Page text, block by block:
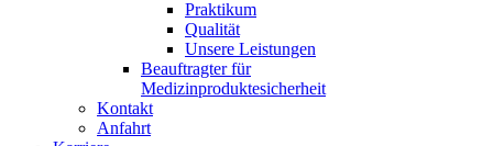
Praktikum
Qualität
Unsere Leistungen
Beauftragter für
Medizinproduktesicherheit
Kontakt
Anfahrt